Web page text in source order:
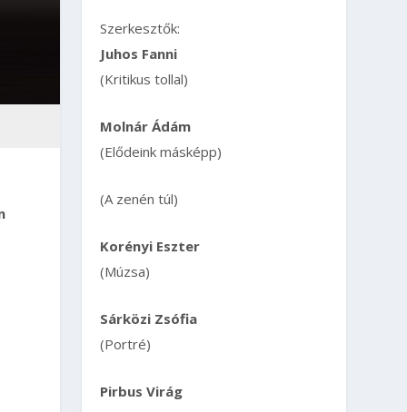
Szerkesztők:
Juhos Fanni
(Kritikus tollal)
Molnár Ádám
(Elődeink másképp)
(A zenén túl)
Korényi Eszter
(Múzsa)
Sárközi Zsófia
(Portré)
Pirbus Virág